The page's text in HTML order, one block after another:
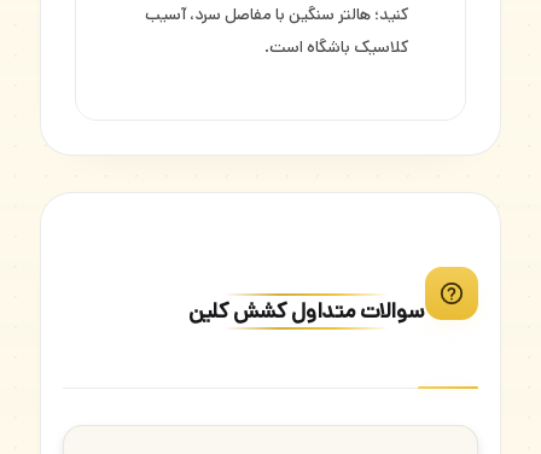
کنید؛ هالتر سنگین با مفاصل سرد، آسیب
کلاسیک باشگاه است.
سوالات متداول کشش کلین